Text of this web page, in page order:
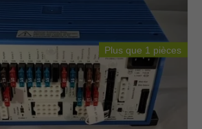
Plus que 1 pièces